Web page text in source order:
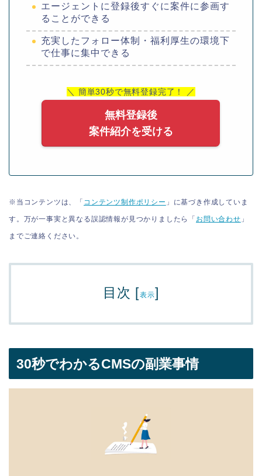
エージェントに登録後すぐに案件に参画す
ることができる
充実したフォロー体制・福利厚生の環境下
で仕事に集中できる
＼ 簡単30秒で無料登録完了！ ／
無料登録後
案件紹介を受ける
※当コンテンツは、「 コンテンツ制作ポリシー 」に基づき作成していま
す。万が一事実と異なる誤認情報が見つかりましたら「 お問い合わせ 」
までご連絡ください。
目次 [表示]
30秒でわかるCMSの副業事情